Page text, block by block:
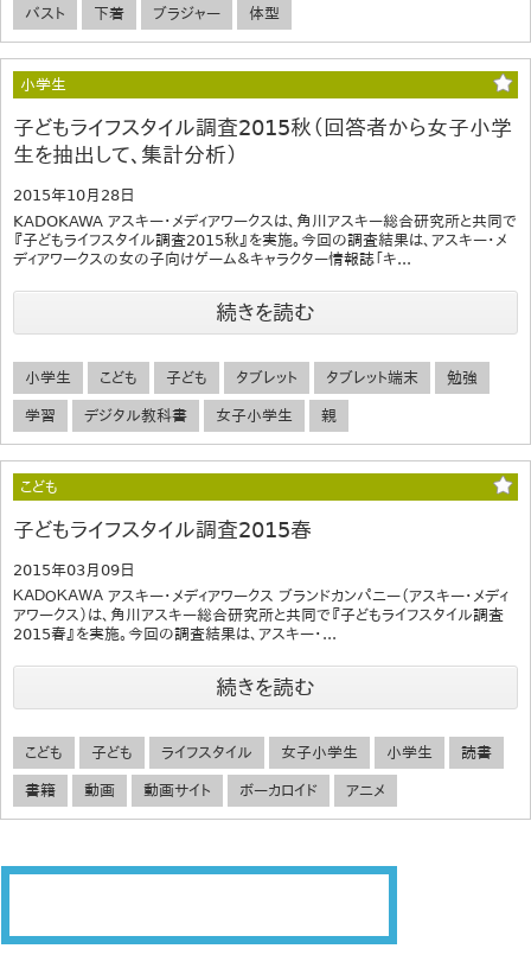
バスト 下着 ブラジャー 体型
小学生
子どもライフスタイル調査2015秋（回答者から女子小学
生を抽出して、集計分析）
2015年10月28日
KADOKAWA アスキー・メディアワークスは、角川アスキー総合研究所と共同で
『子どもライフスタイル調査2015秋』を実施。今回の調査結果は、アスキー・メ
ディアワークスの女の子向けゲーム＆キャラクター情報誌「キ...
続きを読む
小学生 こども 子ども タブレット タブレット端末 勉強
学習 デジタル教科書 女子小学生 親
こども
子どもライフスタイル調査2015春
2015年03月09日
ＫＡＤＯＫＡＷＡ アスキー・メディアワークス ブランドカンパニー（アスキー・メディ
アワークス）は、角川アスキー総合研究所と共同で『子どもライフスタイル調査
2015春』を実施。今回の調査結果は、アスキー・...
続きを読む
こども 子ども ライフスタイル 女子小学生 小学生 読書
書籍 動画 動画サイト ボーカロイド アニメ